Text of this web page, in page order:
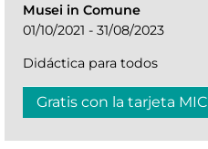
Musei in Comune
01/10/2021 - 31/08/2023
Didáctica para todos
Gratis con la tarjeta MIC